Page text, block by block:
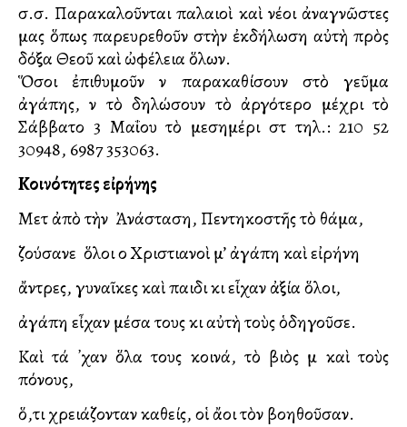
σ.σ. Παρακαλοῦνται παλαιοὶ καὶ νέοι ἀναγνῶστες
μας ὅπως παρευρεθοῦν στὴν ἐκδήλωση αὐτὴ πρὸς
δόξα Θεοῦ καὶ ὠφέλεια ὅλων.
Ὅσοι ἐπιθυμοῦν νὰ παρακαθίσουν στὸ γεῦμα
ἀγάπης, νὰ τὸ δηλώσουν τὸ ἀργότερο μέχρι τὸ
Σάββατο 3 Μαΐου τὸ μεσημέρι στὰ τηλ.: 210 52
30948, 6987 353063.
Κοινότητες εἰρήνης
Μετὰ ἀπὸ τὴν Ἀνάσταση, Πεντηκοστῆς τὸ θάμα,
ζούσανε ὅλοι ο Χριστιανοὶ μ’ ἀγάπη καὶ εἰρήνη
ἄντρες, γυναῖκες καὶ παιδιὰ κι εἶχαν ἀξία ὅλοι,
ἀγάπη εἶχαν μέσα τους κι αὐτὴ τοὺς ὁδηγοῦσε.
Καὶ τά ᾽χαν ὅλα τους κοινά, τὸ βιὸς μὰ καὶ τοὺς
πόνους,
ὅ,τι χρειάζονταν καθείς, οἱ ἄλλοι τὸν βοηθοῦσαν.